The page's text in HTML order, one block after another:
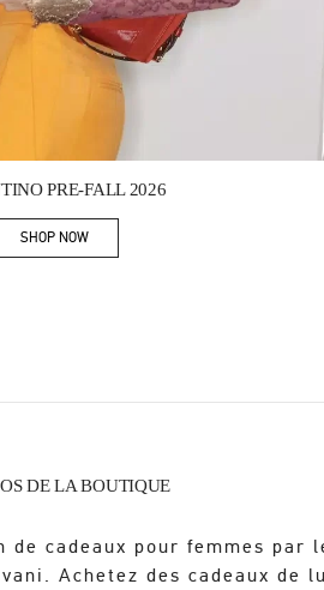
PRE-FALL 2026
SHOP NOWLink Opens in New Tab
DE LA BOUTIQUE
de cadeaux pour femmes par
Achetez des cadeaux de